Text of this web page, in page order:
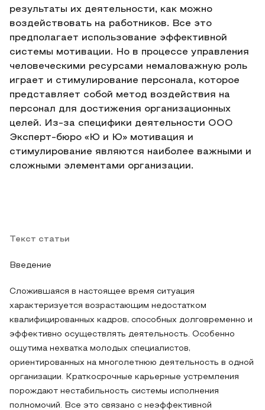
результаты их деятельности, как можно
воздействовать на работников. Все это
предполагает использование эффективной
системы мотивации. Но в процессе управления
человеческими ресурсами немаловажную роль
играет и стимулирование персонала, которое
представляет собой метод воздействия на
персонал для достижения организационных
целей. Из-за специфики деятельности ООО
Эксперт-бюро «Ю и Ю» мотивация и
стимулирование являются наиболее важными и
сложными элементами организации.
Текст статьи
Введение
Сложившаяся в настоящее время ситуация
характеризуется возрастающим недостатком
квалифицированных кадров, способных долговременно и
эффективно осуществлять деятельность. Особенно
ощутима нехватка молодых специалистов,
ориентированных на многолетнюю деятельность в одной
организации. Краткосрочные карьерные устремления
порождают нестабильность системы исполнения
полномочий. Все это связано с неэффективной